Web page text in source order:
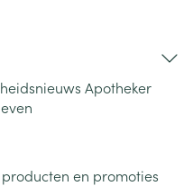
Apotheker
en promoties